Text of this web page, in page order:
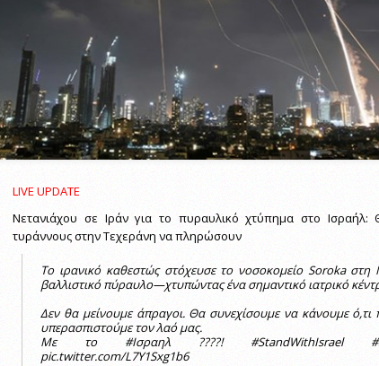
LIVE UPDATE
Νετανιάχου σε Ιράν για το πυραυλικό χτύπημα στο Ισραήλ:
τυράννους στην Τεχεράνη να πληρώσουν
Το ιρανικό καθεστώς στόχευσε το νοσοκομείο Soroka
βαλλιστικό πύραυλο—χτυπώντας ένα σημαντικό ιατρικό
Δεν θα μείνουμε άπραγοι. Θα συνεχίσουμε να κάνουμε ό,τι
υπερασπιστούμε τον λαό μας.
Με το #Ισραηλ ????! #StandWithIsrael
pic.twitter.com/L7Y1Sxg1b6